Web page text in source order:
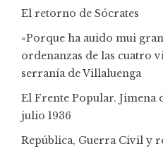
El retorno de Sócrates
«Porque ha auido mui
ordenanzas de las cuatro
serranía de Villaluenga
El Frente Popular. Jimena
julio 1936
República, Guerra Civil y